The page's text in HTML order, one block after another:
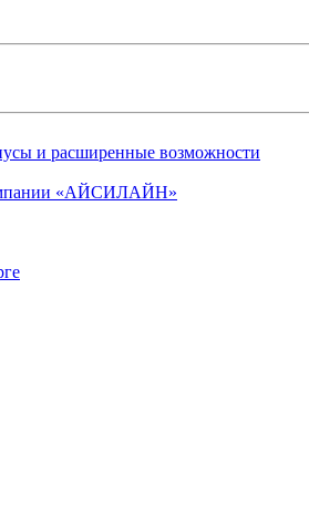
и расширенные возможности
«АЙСИЛАЙН»